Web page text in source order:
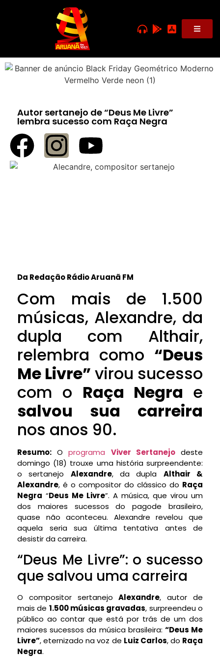
Autor sertanejo de “Deus Me Livre”
lembra sucesso com Raça Negra
Da Redação Rádio Aruanã FM
Com mais de 1.500
músicas, Alexandre, da
dupla com Althair,
relembra como “Deus
Me Livre” virou sucesso
com o Raça Negra e
salvou sua carreira
nos anos 90.
Resumo: Oprograma Viver Sertanejodeste
domingo (18) trouxe uma história surpreendente:
o sertanejo Alexandre, da dupla Althair &
Alexandre, é o compositor do clássico do Raça
Negra “Deus Me Livre”. A música, que virou um
dos maiores sucessos do pagode brasileiro,
quase não aconteceu. Alexandre revelou que
aquela seria sua última tentativa antes de
desistir da carreira.
“Deus Me Livre”: o sucesso
que salvou uma carreira
O compositor sertanejoAlexandre, autor de
mais de 1.500 músicas gravadas, surpreendeu o
público ao contar que está por trás de um dos
maiores sucessos da música brasileira: “Deus Me
Livre”, eternizado na voz de Luiz Carlos, do Raça
Negra.